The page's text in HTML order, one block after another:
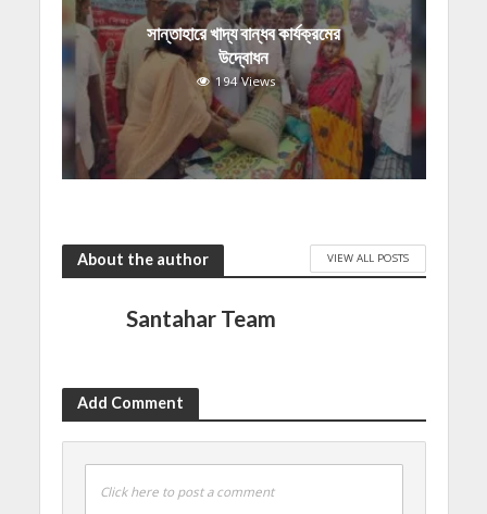
সান্তাহারে খাদ্য বান্ধব কার্যক্রমের
উদ্বোধন
194 Views
About the author VIEW ALL POSTS
Santahar Team
Add Comment
Click here to post a comment